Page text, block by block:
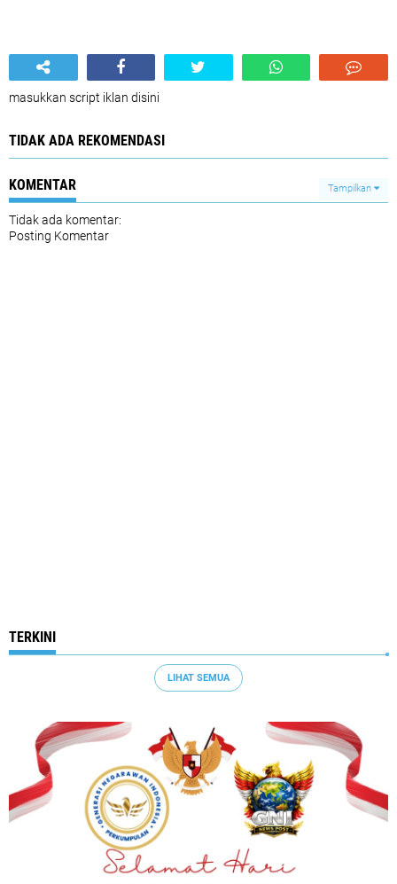
masukkan script iklan disini
TIDAK ADA REKOMENDASI
KOMENTAR Tampilkan
Tidak ada komentar:
Posting Komentar
TERKINI
LIHAT SEMUA